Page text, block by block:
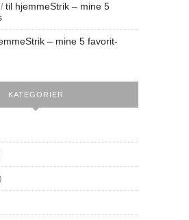
til hjemmeStrik – mine 5
– mine 5 favorit-
KATEGORIER